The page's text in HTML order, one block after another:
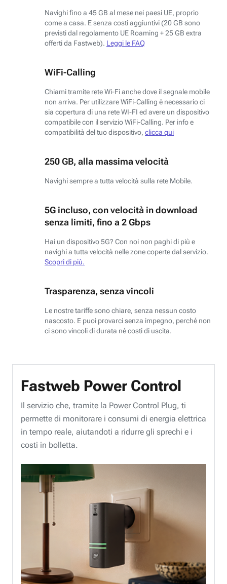
Navighi fino a 45 GB al mese nei paesi UE, proprio
come a casa. E senza costi aggiuntivi (20 GB sono
previsti dal regolamento UE Roaming + 25 GB extra
offerti da Fastweb). Leggi le FAQ
WiFi-Calling
Chiami tramite rete Wi-Fi anche dove il segnale mobile
non arriva. Per utilizzare WiFi-Calling è necessario ci
sia copertura di una rete WI-FI ed avere un dispositivo
compatibile con il servizio WiFi-Calling. Per info e
compatibilità del tuo dispositivo, clicca qui
250 GB, alla massima velocità
Navighi sempre a tutta velocità sulla rete Mobile.
5G incluso, con velocità in download
senza limiti, fino a 2 Gbps
Hai un dispositivo 5G? Con noi non paghi di più e
navighi a tutta velocità nelle zone coperte dal servizio.
Scopri di più.
Trasparenza, senza vincoli
Le nostre tariffe sono chiare, senza nessun costo
nascosto. E puoi provarci senza impegno, perché non
ci sono vincoli di durata né costi di uscita.
Fastweb Power Control
Il servizio che, tramite la Power Control Plug, ti
permette di monitorare i consumi di energia elettrica
in tempo reale, aiutandoti a ridurre gli sprechi e i
costi in bolletta.